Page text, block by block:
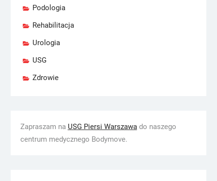
Podologia
Rehabilitacja
Urologia
USG
Zdrowie
Zapraszam na USG Piersi Warszawado naszego
centrum medycznego Bodymove.